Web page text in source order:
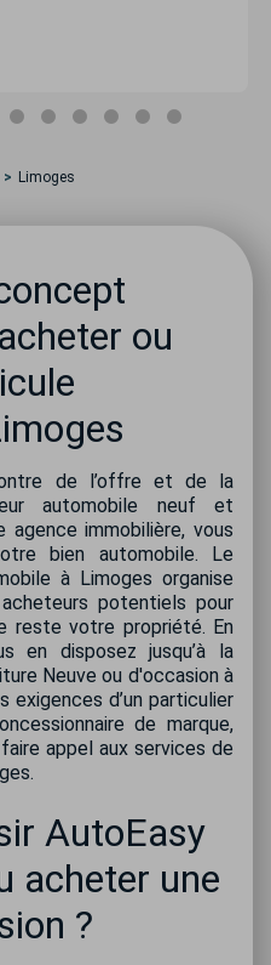
Limoges
ou
de l’offre et de la
automobile neuf et
agence immobilière, vous
bien automobile. Le
à Limoges organise
potentiels pour
reste votre propriété. En
en disposez jusqu’à la
Neuve ou d'occasion à
exigences d’un particulier
de marque,
appel aux services de
AutoEasy
acheter une
?